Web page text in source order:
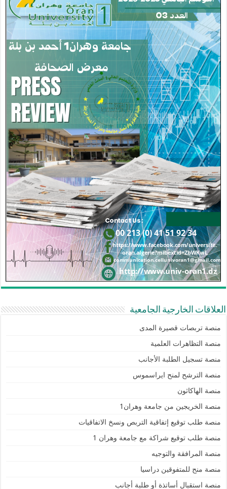
العلاقات الخارجية الجامعية
منصة تربصات قصيرة المدى
منصة التظاهرات العلمية
منصة تسجيل الطلبة الأجانب
منصة الترشح لمنح ايراسموس
منصة الهاكاثون
منصة الخريجين من جامعة وهران1
منصة طلب توقيع إتفاقية التربص ونسخ الاتفاقيات
منصة طلب توقيع شراكة مع جامعة وهران 1
منصة المرافقة والتوجيه
منصة منح للمتفوقين دراسيا
منصة استقبال أساتذة أو طلبة أجانب